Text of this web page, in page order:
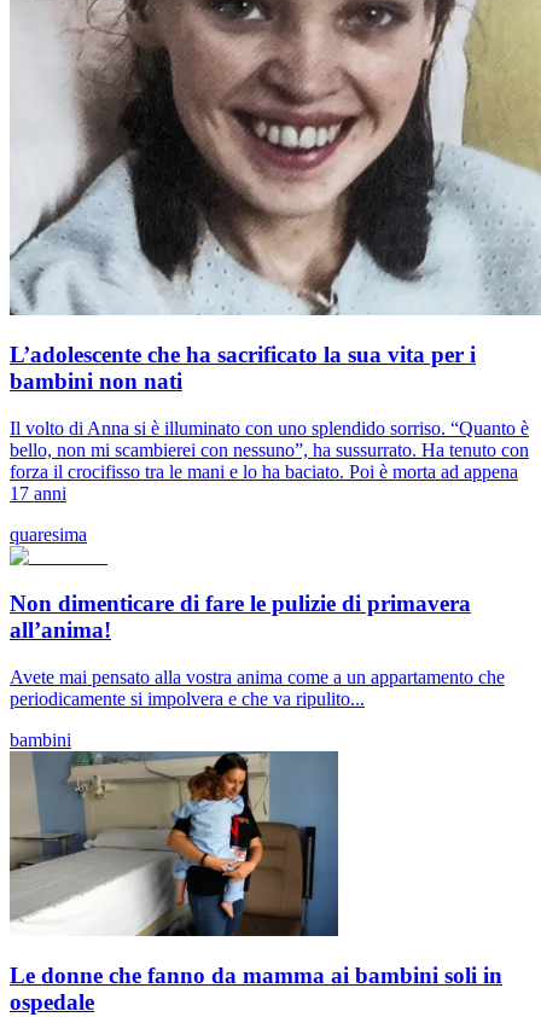
L’adolescente che ha sacrificato la sua vita per i
bambini non nati
Il volto di Anna si è illuminato con uno splendido sorriso. “Quanto è
bello, non mi scambierei con nessuno”, ha sussurrato. Ha tenuto con
forza il crocifisso tra le mani e lo ha baciato. Poi è morta ad appena
17 anni
quaresima
Non dimenticare di fare le pulizie di primavera
all’anima!
Avete mai pensato alla vostra anima come a un appartamento che
periodicamente si impolvera e che va ripulito...
bambini
Le donne che fanno da mamma ai bambini soli in
ospedale